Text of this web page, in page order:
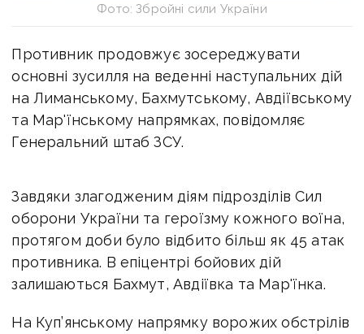
Фото: Збройні сили України
Противник продовжує зосереджувати
основні зусилля на веденні наступальних дій
на Лиманському, Бахмутському, Авдіївському
та Мар'їнському напрямках, повідомляє
Генеральний штаб ЗСУ.
Завдяки злагодженим діям підрозділів Сил
оборони України та героїзму кожного воїна,
протягом доби було відбито більш як 45 атак
противника. В епіцентрі бойових дій
залишаються Бахмут, Авдіївка та Мар'їнка.
На Куп’янському напрямку ворожих обстрілів